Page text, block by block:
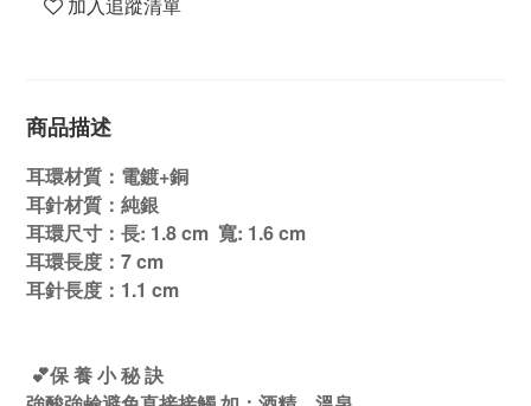
商品描述
耳環材質：電鍍+銅
耳針材質：純銀
耳環尺寸：長: 1.8 cm 寬: 1.6 cm
耳環長度：7 cm
耳針長度：1.1 cm
💕保 養 小 秘 訣